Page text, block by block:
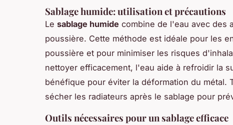
Sablage humide: utilisation et précautions
Le sablage humide combine de l'eau avec des
poussière. Cette méthode est idéale pour les
poussière et pour minimiser les risques
nettoyer efficacement, l'eau aide à refroidir la
bénéfique pour éviter la déformation du métal.
sécher les radiateurs après le sablage pour
Outils nécessaires pour un sablage efficace